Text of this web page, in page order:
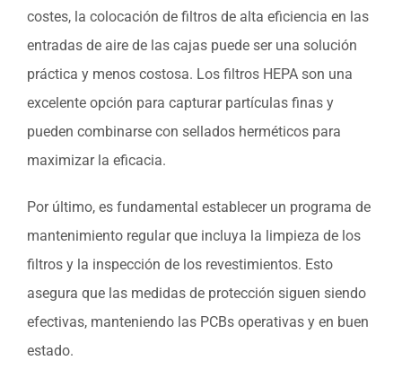
costes, la colocación de filtros de alta eficiencia en las
entradas de aire de las cajas puede ser una solución
práctica y menos costosa. Los filtros HEPA son una
excelente opción para capturar partículas finas y
pueden combinarse con sellados herméticos para
maximizar la eficacia.
Por último, es fundamental establecer un programa de
mantenimiento regular que incluya la limpieza de los
filtros y la inspección de los revestimientos. Esto
asegura que las medidas de protección siguen siendo
efectivas, manteniendo las PCBs operativas y en buen
estado.